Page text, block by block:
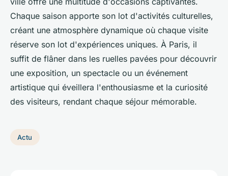
Chaque saison apporte son lot d'activités culturelles,
créant une atmosphère dynamique où chaque visite
réserve son lot d'expériences uniques. À Paris, il
suffit de flâner dans les ruelles pavées pour découvrir
une exposition, un spectacle ou un événement
artistique qui éveillera l'enthousiasme et la curiosité
des visiteurs, rendant chaque séjour mémorable.
Actu